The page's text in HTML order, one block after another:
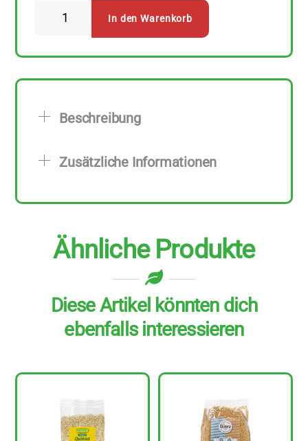
19,29 €17,39 €.
500
Menge
In den Warenkorb
Beschreibung
Zusätzliche Informationen
Ähnliche Produkte
Diese Artikel könnten dich
ebenfalls interessieren